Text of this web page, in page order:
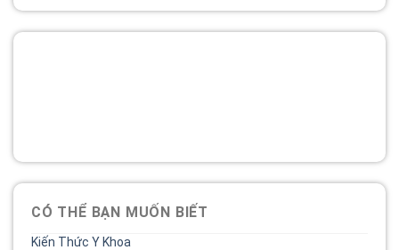
CÓ THỂ BẠN MUỐN BIẾT
Kiến Thức Y Khoa